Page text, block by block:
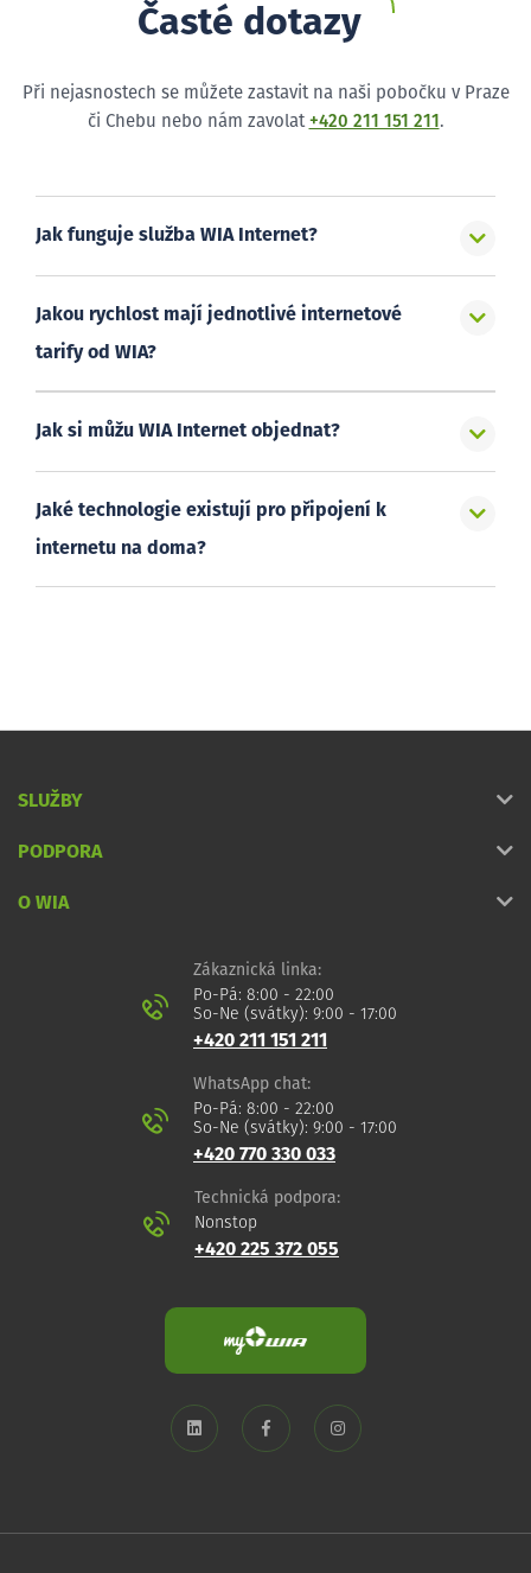
Časté dotazy
Při nejasnostech se můžete zastavit na naši pobočku v Praze
či Chebu nebo nám zavolat +420 211 151 211 .
Jak funguje služba WIA Internet?
Jakou rychlost mají jednotlivé internetové
tarify od WIA?
Jak si můžu WIA Internet objednat?
Jaké technologie existují pro připojení k
internetu na doma?
SLUŽBY
PODPORA
O WIA
Zákaznická linka:
Po-Pá: 8:00 - 22:00
So-Ne (svátky): 9:00 - 17:00
+420 211 151 211
WhatsApp chat:
Po-Pá: 8:00 - 22:00
So-Ne (svátky): 9:00 - 17:00
+420 770 330 033
Technická podpora:
Nonstop
+420 225 372 055